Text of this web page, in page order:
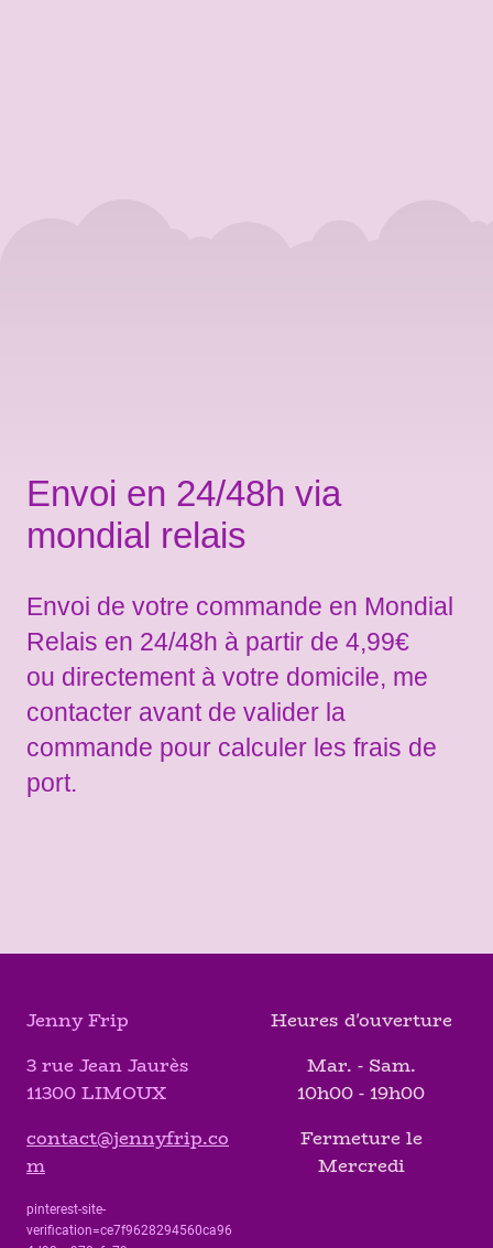
Envoi en 24/48h via
mondial relais
Envoi de votre commande en Mondial
Relais en 24/48h à partir de 4,99€
ou directement à votre domicile, me
contacter avant de valider la
commande pour calculer les frais de
port.
Jenny Frip
3 rue Jean Jaurès
11300 LIMOUX
contact@jennyfrip.co
m
pinterest-site-
verification=ce7f9628294560ca96
Heures d'ouverture
Mar. - Sam.
10h00 - 19h00
Fermeture le
Mercredi